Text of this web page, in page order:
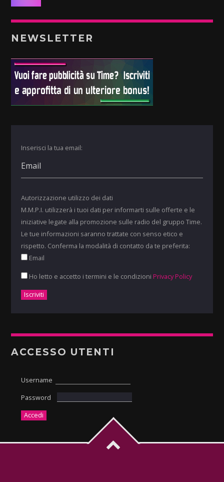
NEWSLETTER
Inserisci la tua email:
Autorizzazione utilizzo dei dati
M.M.P.I. utilizzerà i tuoi dati per informarti sulle offerte e le
iniziative legate alla promozione sulle radio del gruppo Time.
Le tue informazioni saranno trattate con senso etico e
rispetto. Conferma la modalità di contatto da te preferita:
Email
Ho letto e accetto i termini e le condizioni Privacy Policy
ACCESSO UTENTI
Username
Password